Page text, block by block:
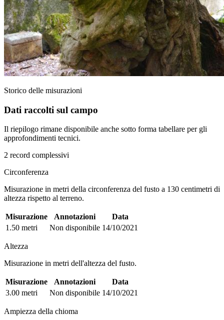
Storico delle misurazioni
Dati raccolti sul campo
Il riepilogo rimane disponibile anche sotto forma tabellare per gli
approfondimenti tecnici.
2 record complessivi
Circonferenza
Misurazione in metri della circonferenza del fusto a 130 centimetri di
altezza rispetto al terreno.
Misurazione Annotazioni
Data
1.50 metri
Non disponibile 14/10/2021
Altezza
Misurazione in metri dell'altezza del fusto.
Misurazione Annotazioni
Data
3.00 metri
Non disponibile 14/10/2021
Ampiezza della chioma